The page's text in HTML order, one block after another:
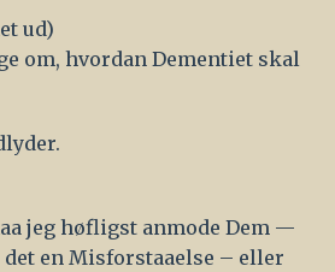
ud)
om, hvordan Dementiet skal
jeg høfligst anmode Dem —
en Misforstaaelse – eller